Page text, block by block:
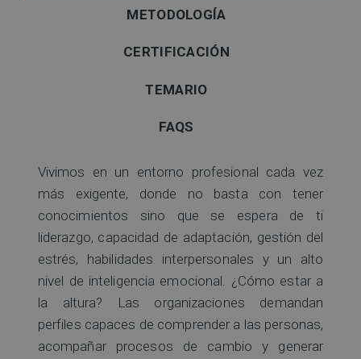
METODOLOGÍA
CERTIFICACIÓN
TEMARIO
FAQS
Vivimos en un entorno profesional cada vez
más exigente, donde no basta con tener
conocimientos sino que se espera de ti
liderazgo, capacidad de adaptación, gestión del
estrés, habilidades interpersonales y un alto
nivel de inteligencia emocional. ¿Cómo estar a
la altura? Las organizaciones demandan
perfiles capaces de comprender a las personas,
acompañar procesos de cambio y generar